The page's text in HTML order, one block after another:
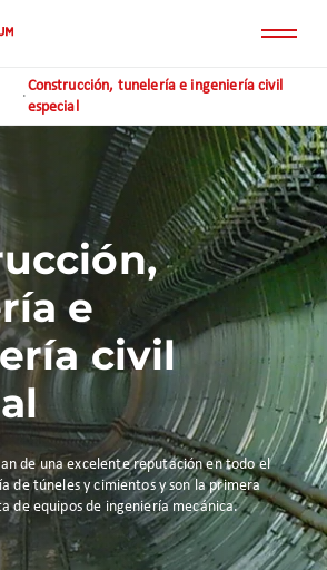
·
Construcción, tunelería e ingeniería civil
especial
e
civil
de una excelente reputación en todo el
de túneles y cimientos y son la primera
de equipos de ingeniería mecánica.